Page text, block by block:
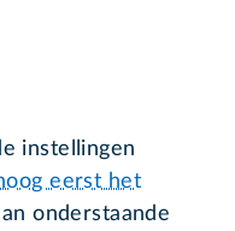
instellingen
eerst het
onderstaande